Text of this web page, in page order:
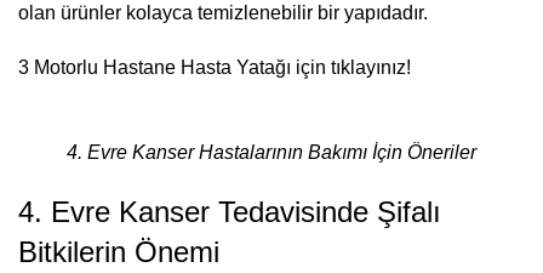
olan ürünler kolayca temizlenebilir bir yapıdadır.
3 Motorlu Hastane Hasta Yatağı için tıklayınız!
4. Evre Kanser Hastalarının Bakımı İçin Öneriler
4. Evre Kanser Tedavisinde Şifalı
Bitkilerin Önemi